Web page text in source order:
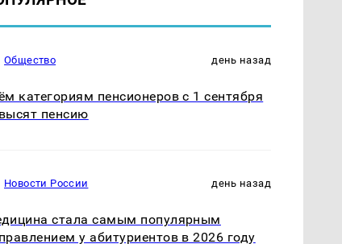
Общество день назад
категориям пенсионеров с 1 сентября
пенсию
Новости России день назад
стала самым популярным
у абитуриентов в 2026 году